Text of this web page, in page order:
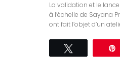
La validation et le
à l’échelle de Sayana
ont fait l’objet d’un